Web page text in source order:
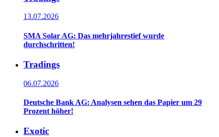
13.07.2026
SMA Solar AG: Das mehrjahrestief wurde
durchschritten!
Tradings
06.07.2026
Deutsche Bank AG: Analysen sehen das Papier um 29
Prozent höher!
Exotic